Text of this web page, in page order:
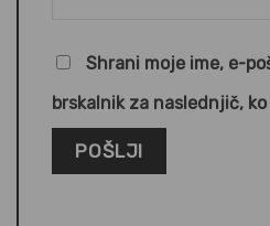
Shrani moje ime, e-
brskalnik za naslednjič,